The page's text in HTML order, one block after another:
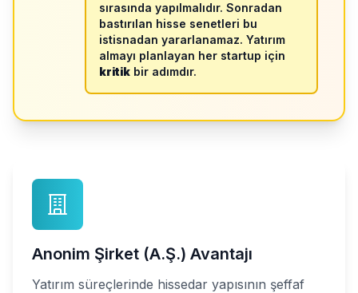
sırasında yapılmalıdır. Sonradan
bastırılan hisse senetleri bu
istisnadan yararlanamaz. Yatırım
almayı planlayan her startup için
kritik bir adımdır.
Anonim Şirket (A.Ş.) Avantajı
Yatırım süreçlerinde hissedar yapısının şeffaf